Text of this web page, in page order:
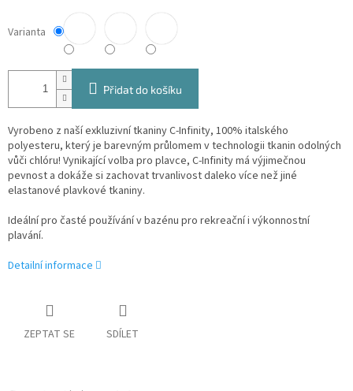
Varianta
Přidat do košíku
Vyrobeno z naší exkluzivní tkaniny C-Infinity, 100% italského
polyesteru, který je barevným průlomem v technologii tkanin odolných
vůči chlóru! Vynikající volba pro plavce, C-Infinity má výjimečnou
pevnost a dokáže si zachovat trvanlivost daleko více než jiné
elastanové plavkové tkaniny.
Ideální pro časté používání v bazénu pro rekreační i výkonnostní
plavání.
Detailní informace
ZEPTAT SE SDÍLET